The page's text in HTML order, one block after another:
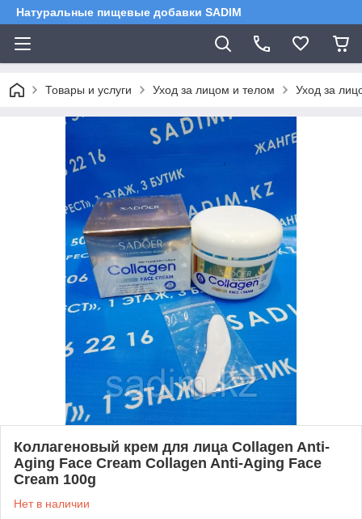
Натуральные пищевые добавки SADIM
Товары и услуги Уход за лицом и телом Уход за
Коллагеновый крем для лица Collagen Anti-
Aging Face Cream Collagen Anti-Aging Face
Cream 100g
Нет в наличии